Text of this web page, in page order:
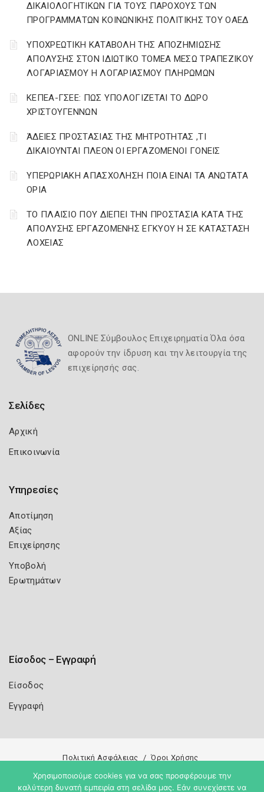
ΔΙΚΑΙΟΛΟΓΗΤΙΚΩΝ ΓΙΑ ΤΟΥΣ ΠΑΡΟΧΟΥΣ ΤΩΝ
ΠΡΟΓΡΑΜΜΑΤΩΝ ΚΟΙΝΩΝΙΚΗΣ ΠΟΛΙΤΙΚΗΣ ΤΟΥ ΟΑΕΔ
YΠΟΧΡΕΩΤΙΚΗ ΚΑΤΑΒΟΛΗ ΤΗΣ ΑΠΟΖΗΜΙΩΣΗΣ
ΑΠΟΛΥΣΗΣ ΣΤΟΝ ΙΔΙΩΤΙΚΟ ΤΟΜΕΑ ΜΕΣΩ ΤΡΑΠΕΖΙΚΟΥ
ΛΟΓΑΡΙΑΣΜΟΥ Η ΛΟΓΑΡΙΑΣΜΟΥ ΠΛΗΡΩΜΩΝ
ΚΕΠΕΑ-ΓΣΕΕ: ΠΩΣ ΥΠΟΛΟΓΙΖΕΤΑΙ ΤΟ ΔΩΡΟ
ΧΡΙΣΤΟΥΓΕΝΝΩΝ
ΆΔΕΙΕΣ ΠΡΟΣΤΑΣΙΑΣ ΤΗΣ ΜΗΤΡΟΤΗΤΑΣ ,ΤΙ
ΔΙΚΑΙΟΥΝΤΑΙ ΠΛΕΟΝ ΟΙ ΕΡΓΑΖΟΜΕΝΟΙ ΓΟΝΕΙΣ
ΥΠΕΡΩΡΙΑΚΗ ΑΠΑΣΧΟΛΗΣΗ ΠΟΙΑ ΕΙΝΑΙ ΤΑ ΑΝΩΤΑΤΑ
ΟΡΙΑ
ΤΟ ΠΛΑΙΣΙΟ ΠΟΥ ΔΙΕΠΕΙ ΤΗΝ ΠΡΟΣΤΑΣΙΑ ΚΑΤΑ ΤΗΣ
ΑΠΟΛΥΣΗΣ ΕΡΓΑΖΟΜΕΝΗΣ ΕΓΚΥΟΥ Η ΣΕ ΚΑΤΑΣΤΑΣΗ
ΛΟΧΕΙΑΣ
ONLINE Σύμβουλος Επιχειρηματία Όλα όσα
αφορούν την ίδρυση και την λειτουργία της
επιχείρησής σας.
Σελίδες
Αρχική
Επικοινωνία
Υπηρεσίες
Αποτίμηση
Αξίας
Επιχείρησης
Υποβολή
Ερωτημάτων
Είσοδος – Εγγραφή
Είσοδος
Εγγραφή
Πολιτική Ασφάλειας Όροι Χρήσης
Copyright 2026 Knowledge A.E.
Χρησιμοποιούμε cookies για να σας προσφέρουμε την
καλύτερη δυνατή εμπειρία στη σελίδα μας. Εάν συνεχίσετε να